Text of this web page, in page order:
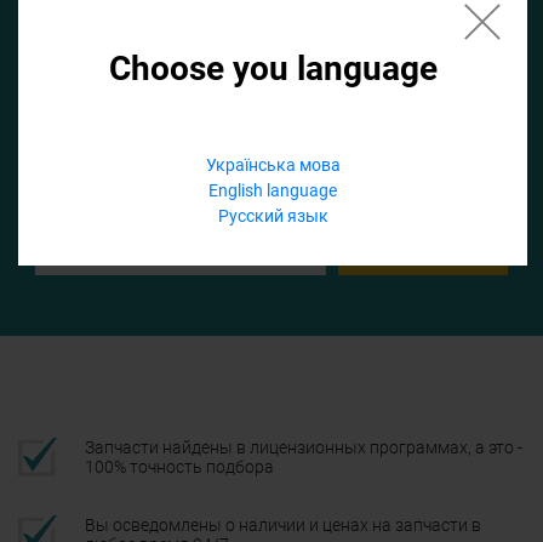
Choose you language
Українська мова
English language
Русский язык
Запчасти найдены в лицензионных программах, а это -
100% точность подбора
Вы осведомлены о наличии и ценах на запчасти в